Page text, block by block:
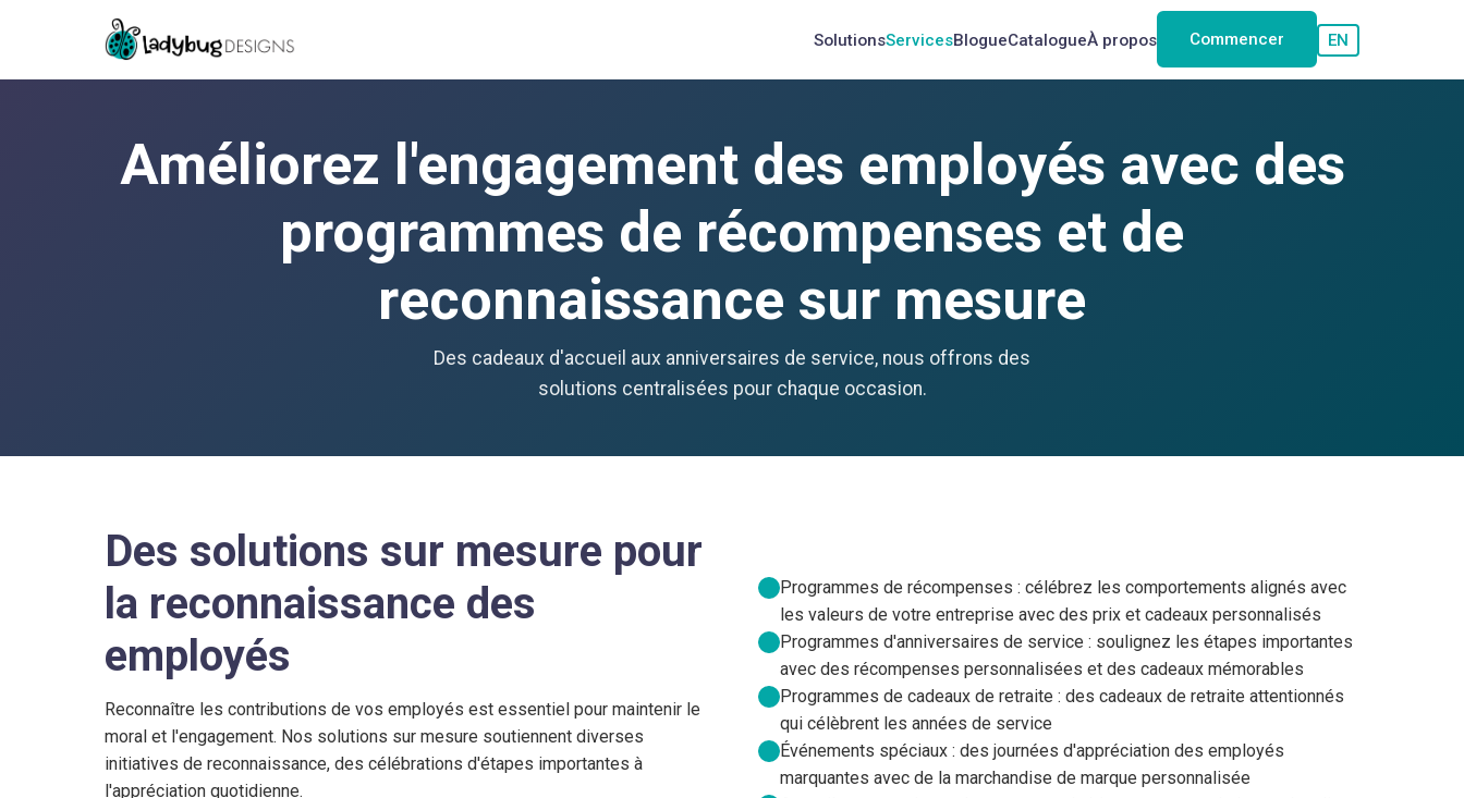
SolutionsServicesBlogueCatalogueÀ propos Commencer EN
Améliorez l'engagement des employés avec des
programmes de récompenses et de
reconnaissance sur mesure
Des cadeaux d'accueil aux anniversaires de service, nous offrons des
solutions centralisées pour chaque occasion.
Des solutions sur mesure pour
la reconnaissance des
employés
Reconnaître les contributions de vos employés est essentiel pour maintenir le
moral et l'engagement. Nos solutions sur mesure soutiennent diverses
initiatives de reconnaissance, des célébrations d'étapes importantes à
l'appréciation quotidienne.
Programmes de récompenses : célébrez les comportements alignés avec
les valeurs de votre entreprise avec des prix et cadeaux personnalisés
Programmes d'anniversaires de service : soulignez les étapes importantes
avec des récompenses personnalisées et des cadeaux mémorables
Programmes de cadeaux de retraite : des cadeaux de retraite attentionnés
qui célèbrent les années de service
Événements spéciaux : des journées d'appréciation des employés
marquantes avec de la marchandise de marque personnalisée